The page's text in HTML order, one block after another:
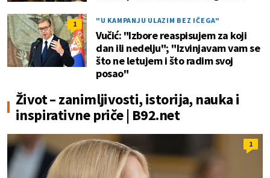
1 "U KAMPANJU ULAZIM BEZ IČEGA"
Vučić: "Izbore reaspisujem za koji
dan ili nedelju"; "Izvinjavam vam se
što ne letujem i što radim svoj
posao"
Život – zanimljivosti, istorija, nauka i
inspirativne priče | B92.net
1